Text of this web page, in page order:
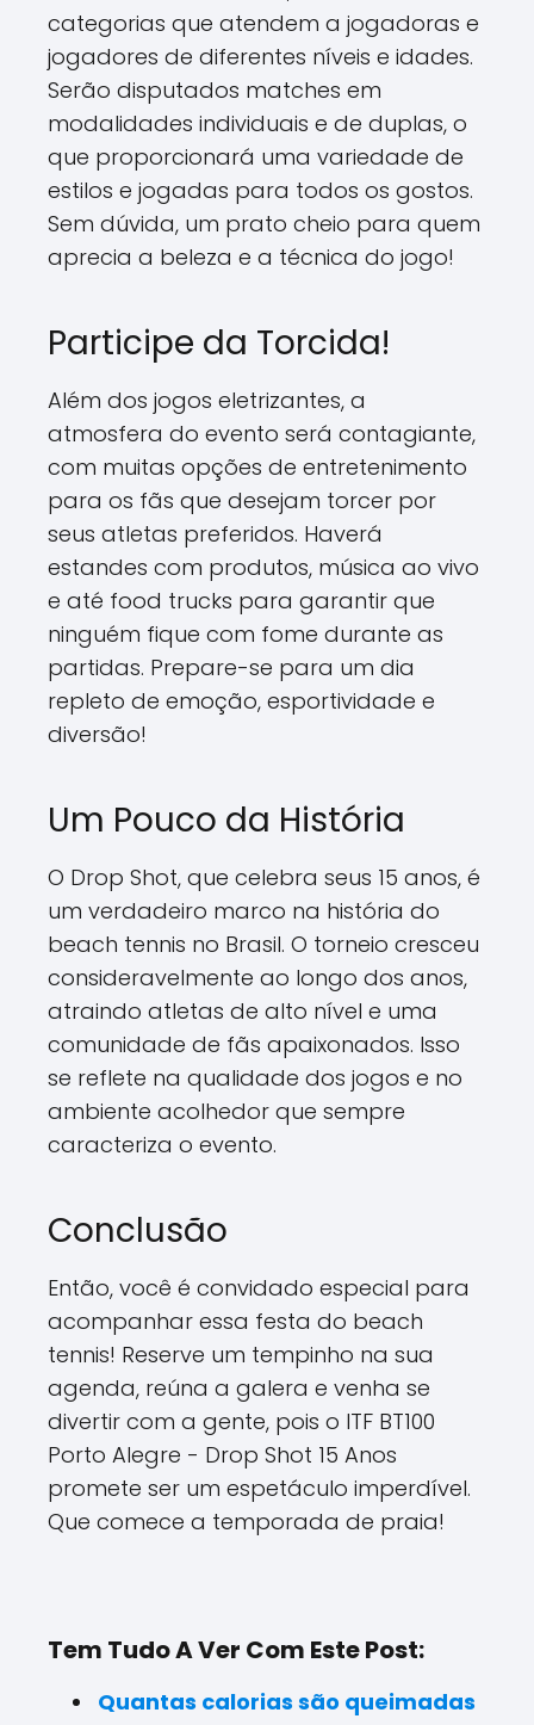
categorias que atendem a jogadoras e
jogadores de diferentes níveis e idades.
Serão disputados matches em
modalidades individuais e de duplas, o
que proporcionará uma variedade de
estilos e jogadas para todos os gostos.
Sem dúvida, um prato cheio para quem
aprecia a beleza e a técnica do jogo!
Participe da Torcida!
Além dos jogos eletrizantes, a
atmosfera do evento será contagiante,
com muitas opções de entretenimento
para os fãs que desejam torcer por
seus atletas preferidos. Haverá
estandes com produtos, música ao vivo
e até food trucks para garantir que
ninguém fique com fome durante as
partidas. Prepare-se para um dia
repleto de emoção, esportividade e
diversão!
Um Pouco da História
O Drop Shot, que celebra seus 15 anos, é
um verdadeiro marco na história do
beach tennis no Brasil. O torneio cresceu
consideravelmente ao longo dos anos,
atraindo atletas de alto nível e uma
comunidade de fãs apaixonados. Isso
se reflete na qualidade dos jogos e no
ambiente acolhedor que sempre
caracteriza o evento.
Conclusão
Então, você é convidado especial para
acompanhar essa festa do beach
tennis! Reserve um tempinho na sua
agenda, reúna a galera e venha se
divertir com a gente, pois o ITF BT100
Porto Alegre - Drop Shot 15 Anos
promete ser um espetáculo imperdível.
Que comece a temporada de praia!
Tem Tudo A Ver Com Este Post:
Quantas calorias são queimadas